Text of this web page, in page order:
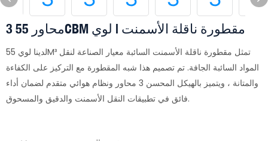
3 محاور 55CBM مقطورة ناقلة الأسمنت | لوي
لدينا لوي 55M³ تمثل مقطورة ناقلة الأسمنت السائبة معيار الصناعة لنقل
المواد السائبة الجافة. تم تصميم هذا شبه المقطورة مع التركيز على الكفاءة
والمتانة ، ويتميز بالهيكل المحسن 3 محاور ونظام هوائي متقدم لضمان أداء
فائق في تطبيقات النقل الأسمنت والدقيق والمسحوق.